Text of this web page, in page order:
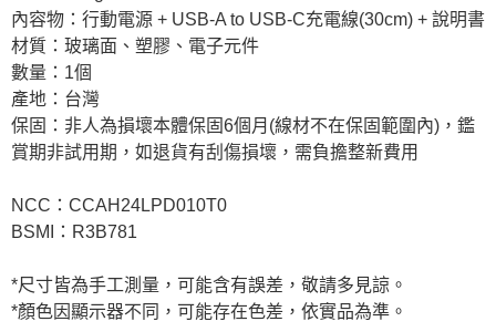
內容物：行動電源 + USB-A to USB-C充電線(30cm) + 說明書
材質：玻璃面、塑膠、電子元件
數量：1個
產地：台灣
保固：非人為損壞本體保固6個月(線材不在保固範圍內)，鑑
賞期非試用期，如退貨有刮傷損壞，需負擔整新費用
NCC：CCAH24LPD010T0
BSMI：R3B781
*尺寸皆為手工測量，可能含有誤差，敬請多見諒。
*顏色因顯示器不同，可能存在色差，依實品為準。